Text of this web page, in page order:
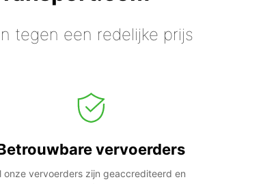
tegen een redelijke prijs
vervoerders
onze vervoerders zijn geaccrediteerd en